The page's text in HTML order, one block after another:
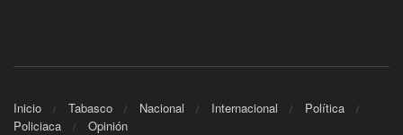
Inicio Tabasco Nacional Internacional
Política
Policiaca
Opinión